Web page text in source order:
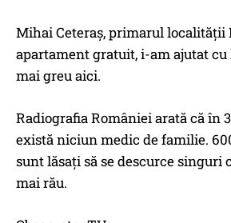
Mihai Ceteraș, primarul localității
apartament gratuit, i-am ajutat cu
mai greu aici.
Radiografia României arată că în
există niciun medic de familie.
sunt lăsaţi să se descurce singuri
mai rău.